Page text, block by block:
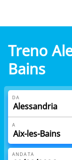
Treno
Bains
DA
A
ANDATA